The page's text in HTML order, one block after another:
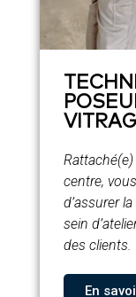
centre,
d’assurer
sein
des clients.
En